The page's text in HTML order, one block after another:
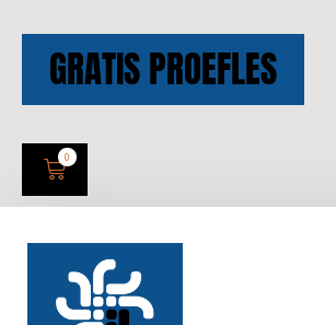
GRATIS PROEFLES
0